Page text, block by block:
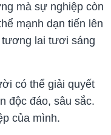
mà sự nghiệp còn
mạnh dạn tiến lên
lai tươi sáng
có thể giải quyết
độc đáo, sâu sắc.
của mình.